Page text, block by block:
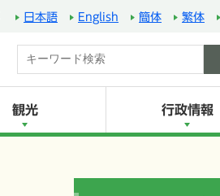
日本語 English 簡体 繁体
観光 行政情報